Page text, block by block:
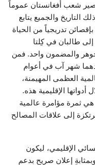
شعب أفغانستان عموماً
والجميع يتابع
تدريجياً من الحياة
طالبان في كِلتا
والمضمون واحد. فمن
شهر آب في أعوام
العظمى المهيمنة،
الإقليمية هذه.
هي ثمرة مؤامرة عالمية
إلى علاقات المصالح
الإقليمي، ليكون
إعلان صريح بدعم